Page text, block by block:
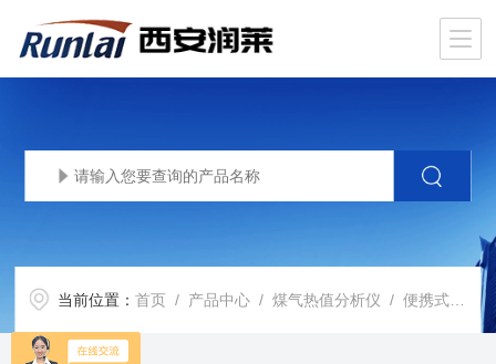
当前位置：首页 / 产品中心 /煤气热值分析仪 /便携式天然气热值分析仪